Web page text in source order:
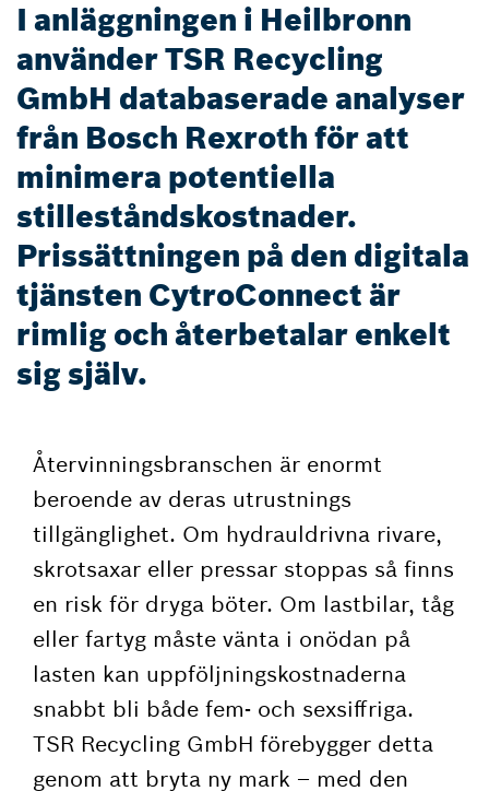
I anläggningen i Heilbronn
använder TSR Recycling
GmbH databaserade analyser
från Bosch Rexroth för att
minimera potentiella
stilleståndskostnader.
Prissättningen på den digitala
tjänsten CytroConnect är
rimlig och återbetalar enkelt
sig själv.
Återvinningsbranschen är enormt
beroende av deras utrustnings
tillgänglighet. Om hydrauldrivna rivare,
skrotsaxar eller pressar stoppas så finns
en risk för dryga böter. Om lastbilar, tåg
eller fartyg måste vänta i onödan på
lasten kan uppföljningskostnaderna
snabbt bli både fem- och sexsiffriga.
TSR Recycling GmbH förebygger detta
genom att bryta ny mark – med den